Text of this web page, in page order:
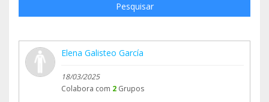
Pesquisar
Elena Galisteo García
18/03/2025
Colabora com 2 Grupos